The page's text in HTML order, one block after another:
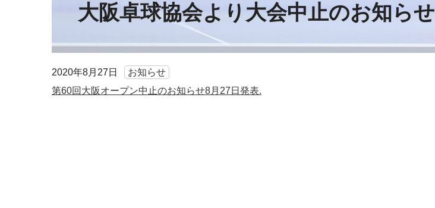
大阪卓球協会より大会中止のお知らせ
2020年8月27日
お知らせ
第60回大阪オープン中止のお知らせ8月27日発表.